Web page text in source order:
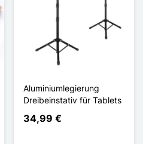
Aluminiumlegierung
Dreibeinstativ für Tablets
34,99 €